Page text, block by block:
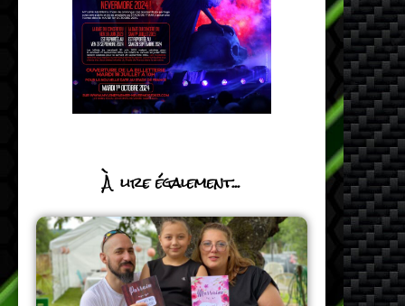
À lire également...